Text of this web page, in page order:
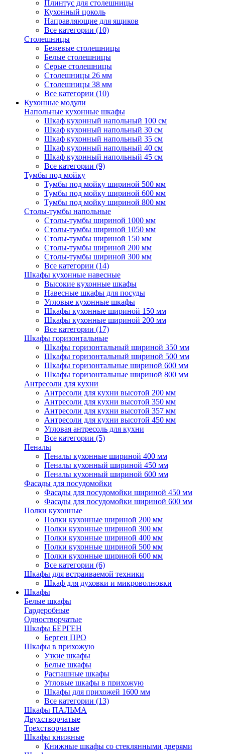
Плинтус для столешницы
Кухонный цоколь
Направляющие для ящиков
Все категории (10)
Столешницы
Бежевые столешницы
Белые столешницы
Серые столешницы
Столешницы 26 мм
Столешницы 38 мм
Все категории (10)
Кухонные модули
Напольные кухонные шкафы
Шкаф кухонный напольный 100 см
Шкаф кухонный напольный 30 см
Шкаф кухонный напольный 35 см
Шкаф кухонный напольный 40 см
Шкаф кухонный напольный 45 см
Все категории (9)
Тумбы под мойку
Тумбы под мойку шириной 500 мм
Тумбы под мойку шириной 600 мм
Тумбы под мойку шириной 800 мм
Столы-тумбы напольные
Столы-тумбы шириной 1000 мм
Столы-тумбы шириной 1050 мм
Столы-тумбы шириной 150 мм
Столы-тумбы шириной 200 мм
Столы-тумбы шириной 300 мм
Все категории (14)
Шкафы кухонные навесные
Высокие кухонные шкафы
Навесные шкафы для посуды
Угловые кухонные шкафы
Шкафы кухонные шириной 150 мм
Шкафы кухонные шириной 200 мм
Все категории (17)
Шкафы горизонтальные
Шкафы горизонтальный шириной 350 мм
Шкафы горизонтальный шириной 500 мм
Шкафы горизонтальные шириной 600 мм
Шкафы горизонтальные шириной 800 мм
Антресоли для кухни
Антресоли для кухни высотой 200 мм
Антресоли для кухни высотой 350 мм
Антресоли для кухни высотой 357 мм
Антресоли для кухни высотой 450 мм
Угловая антресоль для кухни
Все категории (5)
Пеналы
Пеналы кухонные шириной 400 мм
Пеналы кухонный шириной 450 мм
Пеналы кухонный шириной 600 мм
Фасады для посудомойки
Фасады для посудомойки шириной 450 мм
Фасады для посудомойки шириной 600 мм
Полки кухонные
Полки кухонные шириной 200 мм
Полки кухонные шириной 300 мм
Полки кухонные шириной 400 мм
Полки кухонные шириной 500 мм
Полки кухонные шириной 600 мм
Все категории (6)
Шкафы для встраиваемой техники
Шкаф для духовки и микроволновки
Шкафы
Белые шкафы
Гардеробные
Одностворчатые
Шкафы БЕРГЕН
Берген ПРО
Шкафы в прихожую
Узкие шкафы
Белые шкафы
Распашные шкафы
Угловые шкафы в прихожую
Шкафы для прихожей 1600 мм
Все категории (13)
Шкафы ПАЛЬМА
Двухстворчатые
Трехстворчатые
Шкафы книжные
Книжные шкафы со стеклянными дверями